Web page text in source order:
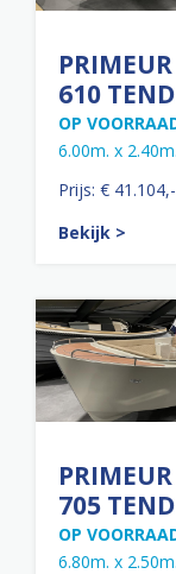
PRIMEUR
610
OP
6.00m. x
Prijs: € 41.104,-
Bekijk >
PRIMEUR
705
OP
6.80m. x